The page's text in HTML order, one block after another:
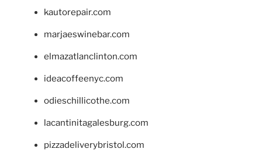
kautorepair.com
marjaeswinebar.com
elmazatlanclinton.com
ideacoffeenyc.com
odieschillicothe.com
lacantinitagalesburg.com
pizzadeliverybristol.com